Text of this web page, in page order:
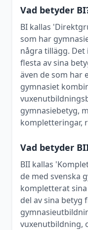
Vad betyder
BI kallas
som har
några tillägg.
flesta av sina
även de som har
gymnasiet
gymnasiebetyg,
kompletteringar,
Vad betyder
BII kallas
de med svenska
kompletterat
del av sina betyg
vuxenutbildning,